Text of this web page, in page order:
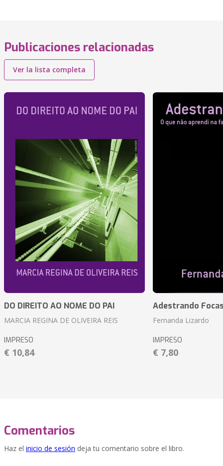
Publicaciones relacionadas
Ver la lista completa
DO DIREITO AO NOME DO PAI
MARCIA REGINA DE OLIVEIRA REIS
IMPRESO
€ 10,84
Adestrando
Fernanda Lizardo
IMPRESO
€ 7,80
Comentarios
Haz el inicio de sesión deja tu comentario sobre el libro.